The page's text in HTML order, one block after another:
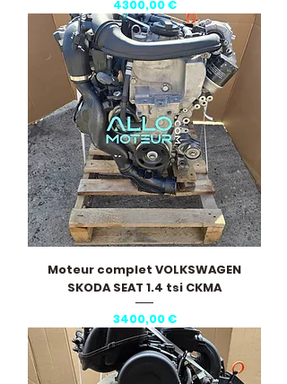
Precio
4300,00 €
Moteur complet VOLKSWAGEN
SKODA SEAT 1.4 tsi CKMA
Precio
3400,00 €